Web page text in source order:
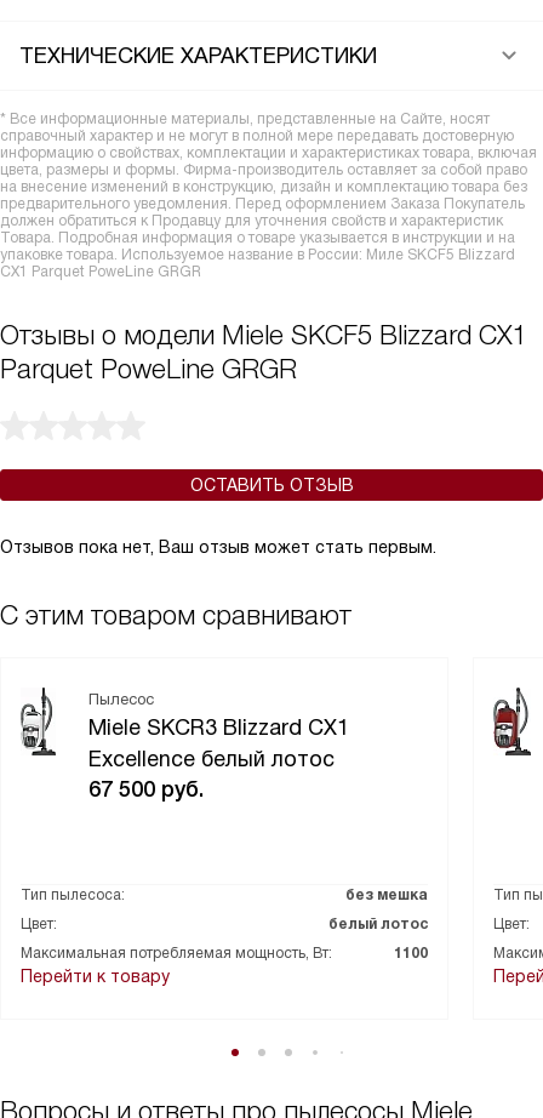
ТЕХНИЧЕСКИЕ ХАРАКТЕРИСТИКИ
* Все информационные материалы, представленные на Сайте, носят
справочный характер и не могут в полной мере передавать достоверную
информацию о свойствах, комплектации и характеристиках товара, включая
цвета, размеры и формы. Фирма-производитель оставляет за собой право
на внесение изменений в конструкцию, дизайн и комплектацию товара без
предварительного уведомления. Перед оформлением Заказа Покупатель
должен обратиться к Продавцу для уточнения свойств и характеристик
Товара. Подробная информация о товаре указывается в инструкции и на
упаковке товара. Используемое название в России: Миле SKCF5 Blizzard
CX1 Parquet PoweLine GRGR
Отзывы о модели Miele SKCF5 Blizzard CX1
Parquet PoweLine GRGR
ОСТАВИТЬ ОТЗЫВ
Отзывов пока нет, Ваш отзыв может стать первым.
С этим товаром сравнивают
Пылесос
Miele SKCR3 Blizzard CX1
Excellence белый лотос
67 500 руб.
Тип пылесоса:
без мешка
Цвет:
белый лотос
Максимальная потребляемая мощность, Вт:
1100
Перейти к товару
Тип
Цвет:
Вопросы и ответы про пылесосы Miele